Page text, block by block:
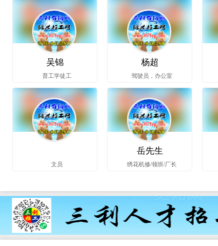
吴锦
普工学徒工
杨超
驾驶员，办公室
文员
岳先生
绣花机修/领班/厂长